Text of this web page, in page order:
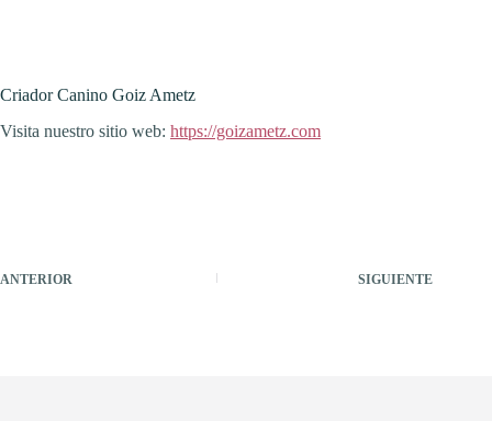
Criador Canino Goiz Ametz
Visita nuestro sitio web: https://goizametz.com
ANTERIOR SIGUIENTE